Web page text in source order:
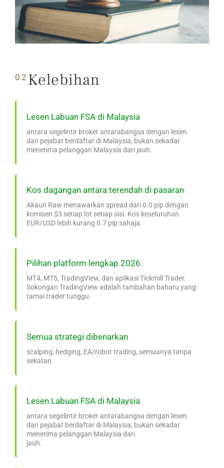
02 Kelebihan
Lesen Labuan FSA di Malaysia
antara segelintir broker antarabangsa dengan lesen
dan pejabat berdaftar di Malaysia, bukan sekadar
menerima pelanggan Malaysia dari jauh.
Kos dagangan antara terendah di pasaran
Akaun Raw menawarkan spread dari 0.0 pip dengan
komisen $3 setiap lot setiap sisi. Kos keseluruhan
EUR/USD lebih kurang 0.7 pip sahaja.
Pilihan platform lengkap 2026
MT4, MT5, TradingView, dan aplikasi Tickmill Trader.
Sokongan TradingView adalah tambahan baharu yang
ramai trader tunggu.
Semua strategi dibenarkan
scalping, hedging, EA/robot trading, semuanya tanpa
sekatan.
Lesen Labuan FSA di Malaysia
antara segelintir broker antarabangsa dengan lesen
dan pejabat berdaftar di Malaysia, bukan sekadar
menerima pelanggan Malaysia dari
jauh.